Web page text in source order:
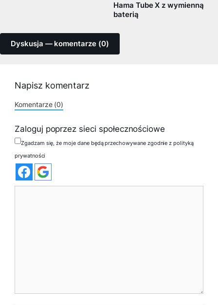
Hama Tube X z wymienną
baterią
Dyskusja — komentarze (0)
Napisz komentarz
Komentarze (0)
Zaloguj poprzez sieci społecznościowe
Zgadzam się, że moje dane będą przechowywane zgodnie z polityką
prywatności